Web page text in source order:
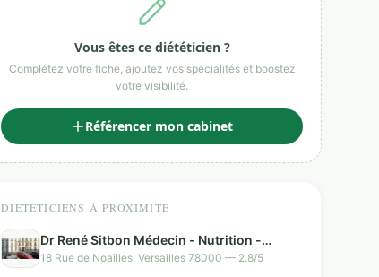
Vous êtes ce diététicien ?
Complétez votre fiche, ajoutez vos spécialités et boostez
votre visibilité.
Référencer mon cabinet
DIÉTÉTICIENS À PROXIMITÉ
Dr René Sitbon Médecin - Nutrition -
Hypnose
18 Rue de Noailles, Versailles 78000 — 2.8/5